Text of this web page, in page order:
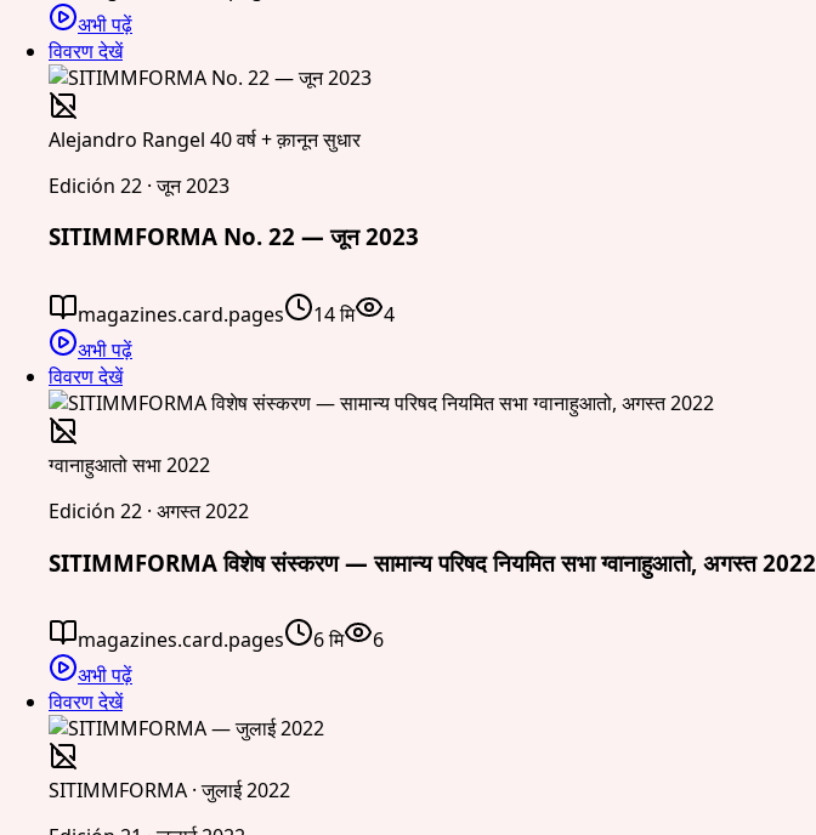
अभी पढ़ें
विवरण देखें
Alejandro Rangel 40 वर्ष + क़ानून सुधार
Edición 22 · जून 2023
SITIMMFORMA No. 22 — जून 2023
magazines.card.pages 14 मि
4
अभी पढ़ें
विवरण देखें
ग्वानाहुआतो सभा 2022
Edición 22 · अगस्त 2022
SITIMMFORMA विशेष संस्करण — सामान्य परिषद नियमित सभा ग्वानाहुआतो, अगस्त 2022
magazines.card.pages 6 मि
6
अभी पढ़ें
विवरण देखें
SITIMMFORMA · जुलाई 2022